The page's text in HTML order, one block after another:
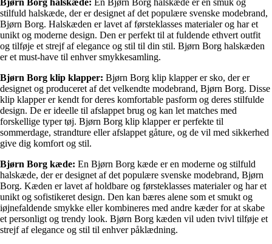
stilfuld halskæde, der er designet af det populære svenske modebrand,
Bjørn Borg. Halskæden er lavet af førsteklasses materialer og har et
unikt og moderne design. Den er perfekt til at fuldende ethvert outfit
og tilføje et strejf af elegance og stil til din stil. Bjørn Borg halskæden
er et must-have til enhver smykkesamling.
Bjørn Borg klip klapper: Bjørn Borg klip klapper er sko, der er
designet og produceret af det velkendte modebrand, Bjørn Borg. Disse
klip klapper er kendt for deres komfortable pasform og deres stilfulde
design. De er ideelle til afslappet brug og kan let matches med
forskellige typer tøj. Bjørn Borg klip klapper er perfekte til
sommerdage, strandture eller afslappet gåture, og de vil med sikkerhed
give dig komfort og stil.
Bjørn Borg kæde: En Bjørn Borg kæde er en moderne og stilfuld
halskæde, der er designet af det populære svenske modebrand, Bjørn
Borg. Kæden er lavet af holdbare og førsteklasses materialer og har et
unikt og sofistikeret design. Den kan bæres alene som et smukt og
iøjnefaldende smykke eller kombineres med andre kæder for at skabe
et personligt og trendy look. Bjørn Borg kæden vil uden tvivl tilføje et
strejf af elegance og stil til enhver påklædning.